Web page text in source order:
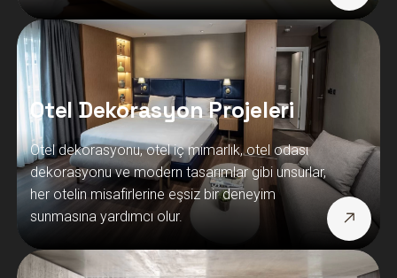
Otel Dekorasyon Projeleri
Otel dekorasyonu, otel iç mimarlık, otel odası
dekorasyonu ve modern tasarımlar gibi unsurlar,
her otelin misafirlerine eşsiz bir deneyim
sunmasına yardımcı olur.